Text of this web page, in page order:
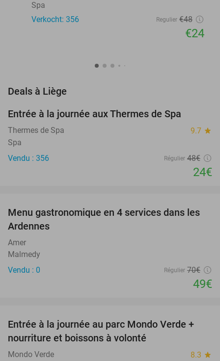
Spa
Verkocht: 356
Regulier €48
€24
Deals à Liège
Entrée à la journée aux Thermes de Spa
Thermes de Spa 9.7 star
Spa
Vendu : 356
Régulier 48€
24€
30%
NEW
TODAY
Menu gastronomique en 4 services dans les
Ardennes
Amer
Malmedy
Vendu : 0
Régulier 70€
49€
25%
Entrée à la journée au parc Mondo Verde +
nourriture et boissons à volonté
Mondo Verde 8.3 star